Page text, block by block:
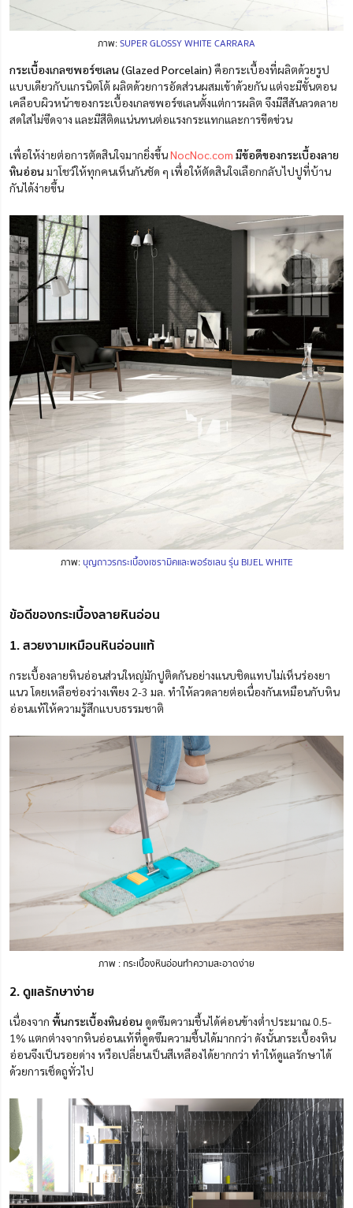
ภาพ:SUPER GLOSSY WHITE CARRARA
กระเบื้องเกลซพอร์ซเลน (Glazed Porcelain) คือกระเบื้องที่ผลิตด้วยรูป
แบบเดียวกับแกรนิตโต้ ผลิตด้วยการอัดส่วนผสมเข้าด้วยกัน แต่จะมีขั้นตอน
เคลือบผิวหน้าของกระเบื้องเกลซพอร์ซเลนตั้งแต่การผลิต จึงมีสีสันลวดลาย
สดใสไม่ซีดจาง และมีสีติดแน่นทนต่อแรงกระแทกและการขีดข่วน
เพื่อให้ง่ายต่อการตัดสินใจมากยิ่งขึ้นNocNoc.com มีข้อดีของกระเบื้องลาย
หินอ่อนมาโชว์ให้ทุกคนเห็นกันชัด ๆ เพื่อให้ตัดสินใจเลือกกลับไปปูที่บ้าน
กันได้ง่ายขึ้น
ภาพ: บุญถาวรกระเบื้องเซรามิคและพอร์ซเลน รุ่น BIJEL WHITE
ข้อดีของกระเบื้องลายหินอ่อน
1. สวยงามเหมือนหินอ่อนแท้
กระเบื้องลายหินอ่อนส่วนใหญ่มักปูติดกันอย่างแนบชิดแทบไม่เห็นร่องยา
แนว โดยเหลือช่องว่างเพียง 2-3 มล. ทำให้ลวดลายต่อเนื่องกันเหมือนกับหิน
อ่อนแท้ให้ความรู้สึกแบบธรรมชาติ
ภาพ : กระเบื้องหินอ่อนทำความสะอาดง่าย
2. ดูแลรักษาง่าย
เนื่องจาก พื้นกระเบื้องหินอ่อนดูดซึมความชื้นได้ค่อนข้างต่ำประมาณ 0.5-
1% แตกต่างจากหินอ่อนแท้ที่ดูดซึมความชื้นได้มากกว่า ดังนั้นกระเบื้องหิน
อ่อนจึงเป็นรอยด่าง หรือเปลี่ยนเป็นสีเหลืองได้ยากกว่า ทำให้ดูแลรักษาได้
ด้วยการเช็ดถูทั่วไป